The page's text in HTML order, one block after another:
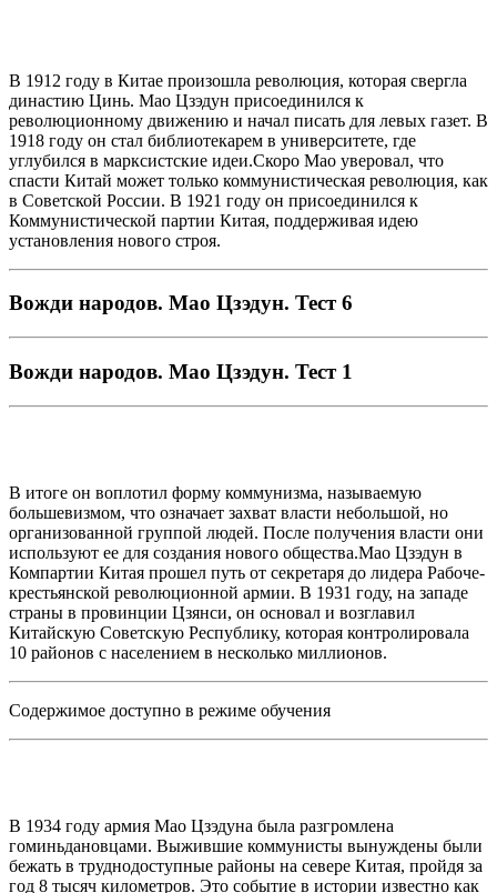
В 1912 году в Китае произошла революция, которая свергла
династию Цинь. Мао Цзэдун присоединился к
революционному движению и начал писать для левых газет. В
1918 году он стал библиотекарем в университете, где
углубился в марксистские идеи.Скоро Мао уверовал, что
спасти Китай может только коммунистическая революция, как
в Советской России. В 1921 году он присоединился к
Коммунистической партии Китая, поддерживая идею
установления нового строя.
Вожди народов. Мао Цзэдун. Тест 6
Вожди народов. Мао Цзэдун. Тест 1
В итоге он воплотил форму коммунизма, называемую
большевизмом, что означает захват власти небольшой, но
организованной группой людей. После получения власти они
используют ее для создания нового общества.Мао Цзэдун в
Компартии Китая прошел путь от секретаря до лидера Рабоче-
крестьянской революционной армии. В 1931 году, на западе
страны в провинции Цзянси, он основал и возглавил
Китайскую Советскую Республику, которая контролировала
10 районов с населением в несколько миллионов.
Содержимое доступно в режиме обучения
В 1934 году армия Мао Цзэдуна была разгромлена
гоминьдановцами. Выжившие коммунисты вынуждены были
бежать в труднодоступные районы на севере Китая, пройдя за
год 8 тысяч километров. Это событие в истории известно как